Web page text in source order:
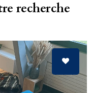
recherche